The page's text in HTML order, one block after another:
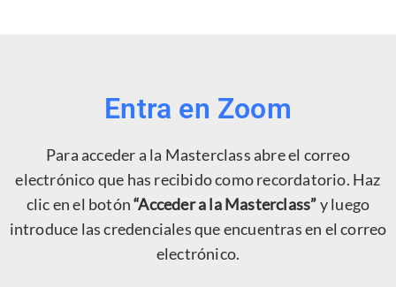
Entra en Zoom
Para acceder a la Masterclass abre el correo
electrónico que has recibido como recordatorio. Haz
clic en el botón“Acceder a la Masterclass”y luego
introduce las credenciales que encuentras en el correo
electrónico.